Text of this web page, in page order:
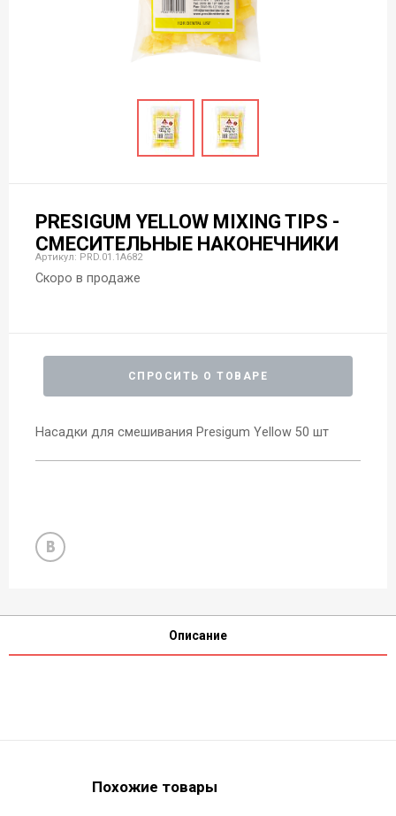
PRESIGUM YELLOW MIXING TIPS -
СМЕСИТЕЛЬНЫЕ НАКОНЕЧНИКИ
Артикул: PRD.01.1A682
Скоро в продаже
СПРОСИТЬ О ТОВАРЕ
Насадки для смешивания Presigum Yellow 50 шт
Описание
Похожие товары